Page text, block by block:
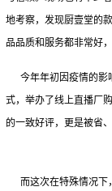
地考察，发现厨壹堂的
品品质和服务都非常好
今年年初因疫情的影
式，举办了线上直播厂
的一致好评，更是被省
而这次在特殊情况下